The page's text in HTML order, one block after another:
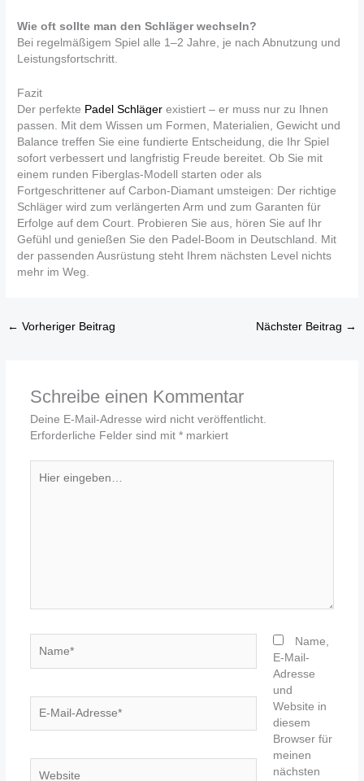
Wie oft sollte man den Schläger wechseln?
Bei regelmäßigem Spiel alle 1–2 Jahre, je nach Abnutzung und
Leistungsfortschritt.
Fazit
Der perfekte Padel Schläger existiert – er muss nur zu Ihnen
passen. Mit dem Wissen um Formen, Materialien, Gewicht und
Balance treffen Sie eine fundierte Entscheidung, die Ihr Spiel
sofort verbessert und langfristig Freude bereitet. Ob Sie mit
einem runden Fiberglas-Modell starten oder als
Fortgeschrittener auf Carbon-Diamant umsteigen: Der richtige
Schläger wird zum verlängerten Arm und zum Garanten für
Erfolge auf dem Court. Probieren Sie aus, hören Sie auf Ihr
Gefühl und genießen Sie den Padel-Boom in Deutschland. Mit
der passenden Ausrüstung steht Ihrem nächsten Level nichts
mehr im Weg.
← Vorheriger Beitrag Nächster Beitrag →
Schreibe einen Kommentar
Deine E-Mail-Adresse wird nicht veröffentlicht.
Erforderliche Felder sind mit *markiert
eingeben…
Mail-
Name,
E-Mail-
Adresse
und
Website in
diesem
Browser für
meinen
nächsten